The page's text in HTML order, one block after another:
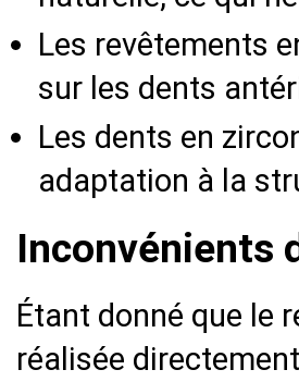
Les revêtements
sur les dents
Les dents en
adaptation à la
Inconvénients
Étant donné que le
réalisée